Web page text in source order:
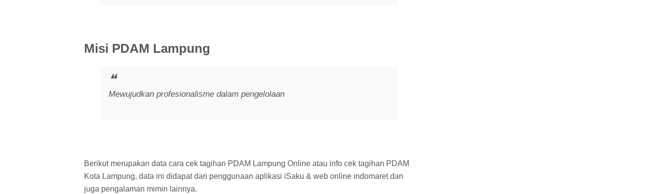
Misi PDAM Lampung
Mewujudkan profesionalisme dalam pengelolaan
Berikut merupakan data cara cek tagihan PDAM Lampung Online atau info cek tagihan PDAM
Kota Lampung, data ini didapat dari penggunaan aplikasi iSaku & web online indomaret dan
juga pengalaman mimin lainnya.